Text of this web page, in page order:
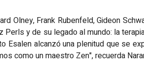
Olney, Frank Rubenfeld, Gideon
y de su legado al mundo: la
Esalen alcanzó una plenitud que se
como un maestro Zen", recuerda